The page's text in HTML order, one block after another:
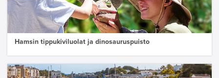
Hamsin tippukiviluolat ja dinosauruspuisto